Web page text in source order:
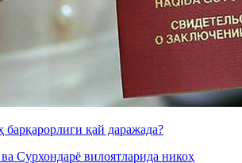
барқарорлиги қай даражада?
Сурхондарё вилоятларида никоҳ